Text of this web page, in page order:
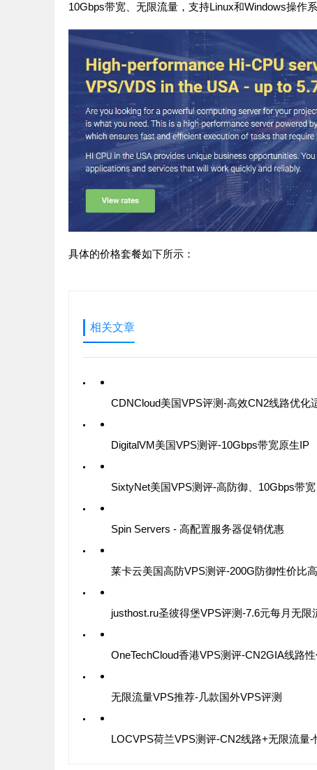
10Gbps带宽、无限流量，支持Linux和Windows操作系
具体的价格套餐如下所示：
相关文章
DigitalVM美国VPS测评-10Gbps带宽原生IP
Spin Servers - 高配置服务器促销优惠
莱卡云美国高防VPS测评-200G防御性价比高
justhost.ru圣彼得堡VPS评测-7.6元每月无限
无限流量VPS推荐-几款国外VPS评测